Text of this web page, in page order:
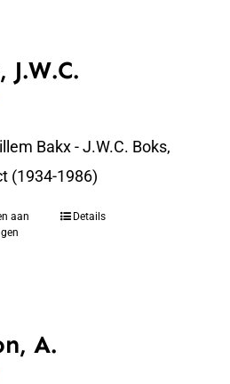
J.W.C.
Bakx - J.W.C. Boks,
(1934-1986)
aan
Details
A.